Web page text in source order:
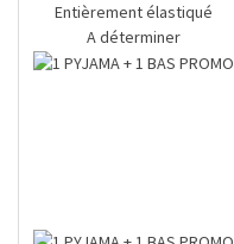
Entièrement élastiqué
A déterminer